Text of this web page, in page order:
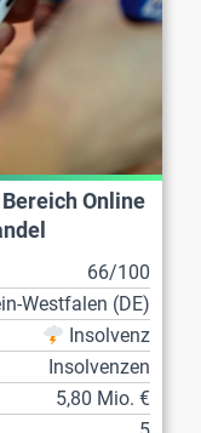
Online
66/100
Westfalen (DE)
Insolvenz
Insolvenzen
5,80 Mio. €